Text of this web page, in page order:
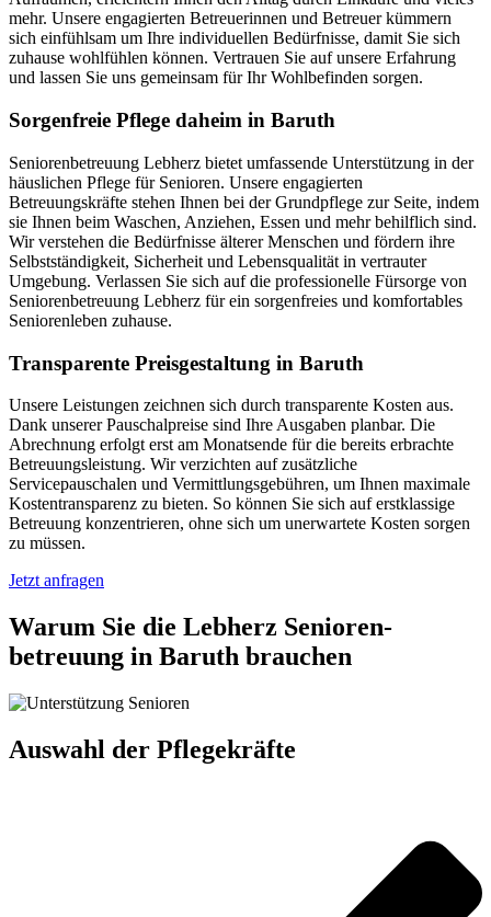
mehr. Unsere engagierten Betreuerinnen und Betreuer kümmern
sich einfühlsam um Ihre individuellen Bedürfnisse, damit Sie sich
zuhause wohlfühlen können. Vertrauen Sie auf unsere Erfahrung
und lassen Sie uns gemeinsam für Ihr Wohlbefinden sorgen.
Sorgenfreie Pflege daheim in Baruth
Seniorenbetreuung Lebherz bietet umfassende Unterstützung in der
häuslichen Pflege für Senioren. Unsere engagierten
Betreuungskräfte stehen Ihnen bei der Grundpflege zur Seite, indem
sie Ihnen beim Waschen, Anziehen, Essen und mehr behilflich sind.
Wir verstehen die Bedürfnisse älterer Menschen und fördern ihre
Selbstständigkeit, Sicherheit und Lebensqualität in vertrauter
Umgebung. Verlassen Sie sich auf die professionelle Fürsorge von
Seniorenbetreuung Lebherz für ein sorgenfreies und komfortables
Seniorenleben zuhause.
Transparente Preisgestaltung in Baruth
Unsere Leistungen zeichnen sich durch transparente Kosten aus.
Dank unserer Pauschalpreise sind Ihre Ausgaben planbar. Die
Abrechnung erfolgt erst am Monatsende für die bereits erbrachte
Betreuungsleistung. Wir verzichten auf zusätzliche
Servicepauschalen und Vermittlungsgebühren, um Ihnen maximale
Kostentransparenz zu bieten. So können Sie sich auf erstklassige
Betreuung konzentrieren, ohne sich um unerwartete Kosten sorgen
zu müssen.
Jetzt anfragen
Warum Sie die Lebherz Senioren­
betreuung in Baruth brauchen
Auswahl der Pflegekräfte